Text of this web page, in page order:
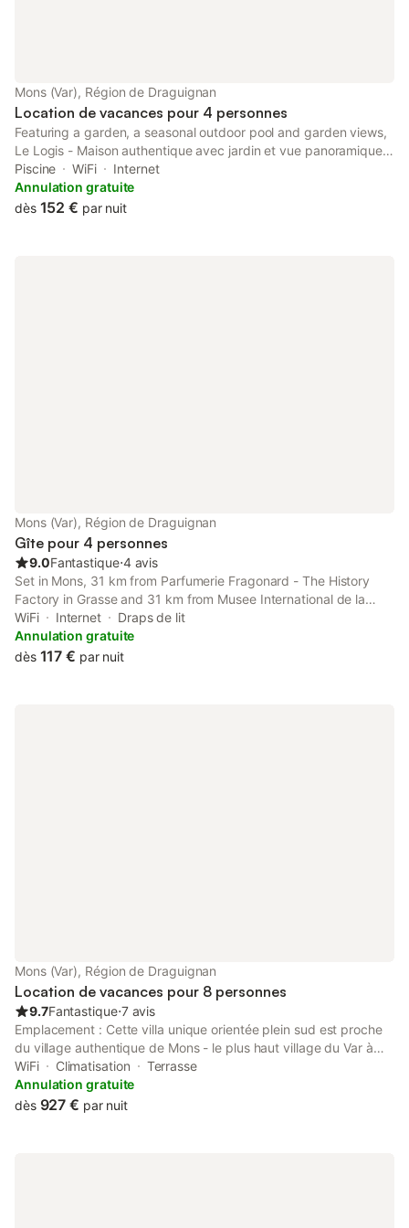
Mons (Var), Région de Draguignan
Location de vacances pour 4 personnes
Featuring a garden, a seasonal outdoor pool and garden views,
Le Logis - Maison authentique avec jardin et vue panoramique
is set in Mons. Featuring sea and mountain views, this holiday
home also offers free WiFi.
Piscine WiFi
Internet
Annulation gratuite
dès 152 € par nuit
Mons (Var), Région de Draguignan
Gîte pour 4 personnes
9.0Fantastique⋅4 avis
Set in Mons, 31 km from Parfumerie Fragonard - The History
Factory in Grasse and 31 km from Musee International de la
Parfumerie, Confortable studio à Mons, au calme absolut offers
accommodation with free WiFi in a historic building.
WiFi Internet
Draps de lit
Annulation gratuite
dès 117 € par nuit
Mons (Var), Région de Draguignan
Location de vacances pour 8 personnes
9.7Fantastique⋅7 avis
Emplacement : Cette villa unique orientée plein sud est proche
du village authentique de Mons - le plus haut village du Var à
814 mètres. Il y a une vue dominante à 180 degrés sur la mer.
La villa est en retrait de la route de 100m et offre une intimité
totale. Le nettoyage quotidien est inclus. Villa: 2 étages, 4
WiFi Climatisation
Terrasse
Annulation gratuite
dès 927 € par nuit